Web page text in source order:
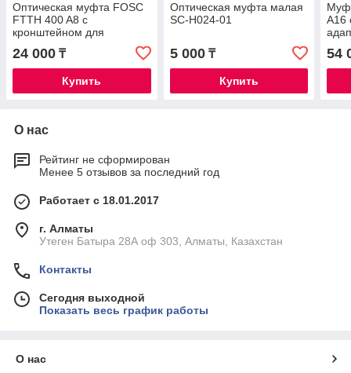
Оптическая муфта FOSC
FTTH 400 A8 с
кронштейном для
адаптеров SC-24port
24 000 ₸
Купить
Оптическая муфта малая
SC-H024-01
5 000₸
Купить
A16
54
О нас
Рейтинг не сформирован
Менее 5 отзывов за последний год
Работает с 18.01.2017
г. Алматы
Утеген Батыра 28А оф 303, Алматы, Казахстан
Контакты
Сегодня выходной
Показать весь график работы
О нас